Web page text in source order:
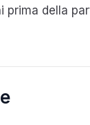
prima della